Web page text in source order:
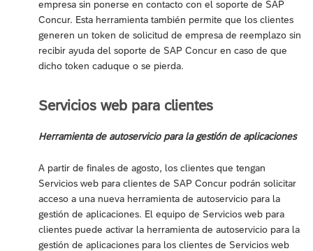
empresa sin ponerse en contacto con el soporte de SAP
Concur. Esta herramienta también permite que los clientes
generen un token de solicitud de empresa de reemplazo sin
recibir ayuda del soporte de SAP Concur en caso de que
dicho token caduque o se pierda.
Servicios web para clientes
Herramienta de autoservicio para la gestión de aplicaciones
A partir de finales de agosto, los clientes que tengan
Servicios web para clientes de SAP Concur podrán solicitar
acceso a una nueva herramienta de autoservicio para la
gestión de aplicaciones. El equipo de Servicios web para
clientes puede activar la herramienta de autoservicio para la
gestión de aplicaciones para los clientes de Servicios web